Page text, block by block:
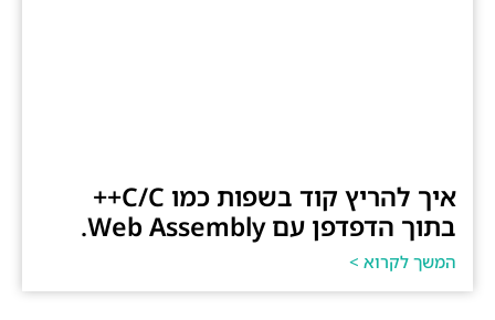
איך להריץ קוד בשפות כמו C/C++
בתוך הדפדפן עם Web Assembly.
המשך לקרוא >